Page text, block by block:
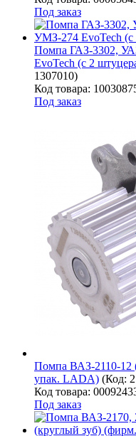
Под заказ
Помпа ГАЗ-3302,
EvoTech (с 2
1307010)
Код товара:
Под заказ
Помпа ВАЗ-2110-12
упак. LADA) (Код:
Код товара:
Под заказ